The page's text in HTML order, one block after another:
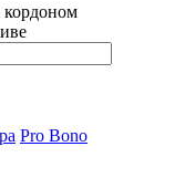
кордоном
Pro Bono